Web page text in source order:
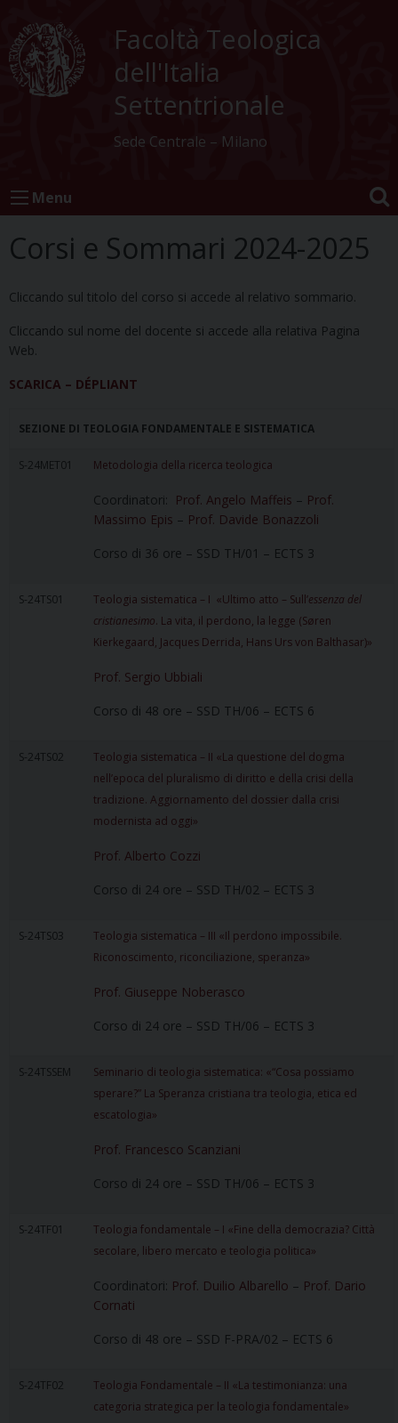
content
Facoltà Teologica
dell'Italia
Settentrionale
Sede Centrale – Milano
Menu
Corsi e Sommari 2024-2025
Cliccando sul titolo del corso si accede al relativo sommario.
Cliccando sul nome del docente si accede alla relativa Pagina
Web.
SCARICA – DÉPLIANT
SEZIONE DI TEOLOGIA FONDAMENTALE E SISTEMATICA
S-24MET01 Metodologia della ricerca teologica
Coordinatori: Prof. Angelo Maffeis – Prof.
Massimo Epis – Prof. Davide Bonazzoli
Corso di 36 ore – SSD TH/01 – ECTS 3
S-24TS01 Teologia sistematica – I «Ultimo atto – Sull’essenza del
cristianesimo. La vita, il perdono, la legge (Søren
Kierkegaard, Jacques Derrida, Hans Urs von Balthasar)»
Prof. Sergio Ubbiali
Corso di 48 ore – SSD TH/06 – ECTS 6
S-24TS02
Teologia sistematica – II «La questione del dogma
nell’epoca del pluralismo di diritto e della crisi della
tradizione. Aggiornamento del dossier dalla crisi
modernista ad oggi»
Prof. Alberto Cozzi
Corso di 24 ore – SSD TH/02 – ECTS 3
S-24TS03
Teologia sistematica – III «Il perdono impossibile.
Riconoscimento, riconciliazione, speranza»
Prof. Giuseppe Noberasco
Corso di 24 ore – SSD TH/06 – ECTS 3
S-24TSSEM
Seminario di teologia sistematica: «“Cosa possiamo
sperare?” La Speranza cristiana tra teologia, etica ed
escatologia»
Prof. Francesco Scanziani
Corso di 24 ore – SSD TH/06 – ECTS 3
S-24TF01
Teologia fondamentale – I «Fine della democrazia? Città
secolare, libero mercato e teologia politica»
Coordinatori: Prof. Duilio Albarello – Prof. Dario
Cornati
Corso di 48 ore – SSD F-PRA/02 – ECTS 6
S-24TF02
Teologia Fondamentale – II «La testimonianza: una
categoria strategica per la teologia fondamentale»